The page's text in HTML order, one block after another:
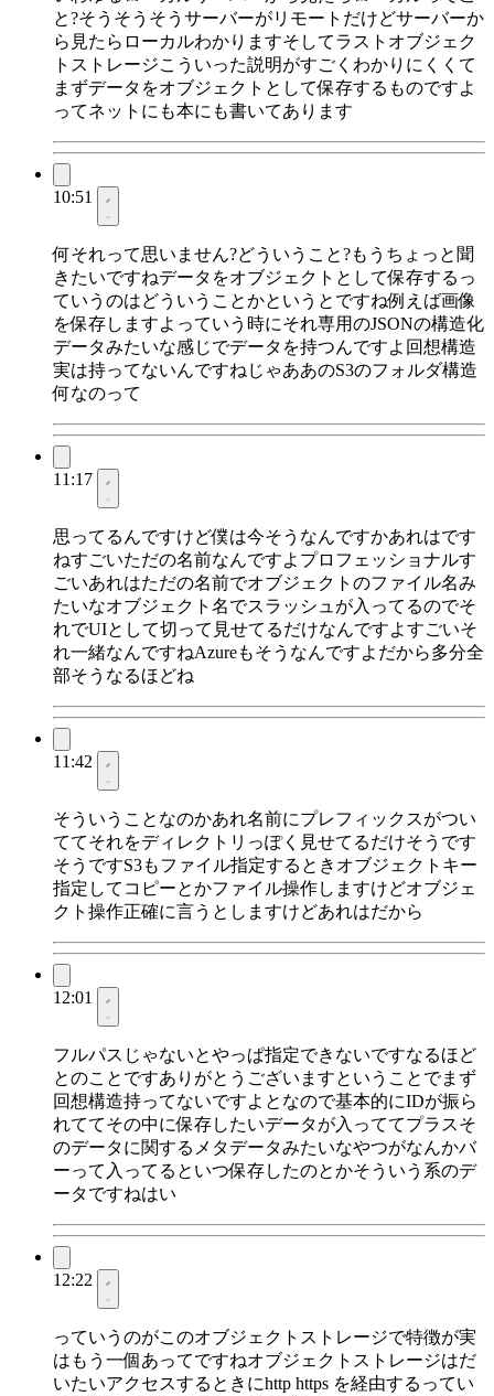
と?そうそうそうサーバーがリモートだけどサーバーか
ら見たらローカルわかりますそしてラストオブジェク
トストレージこういった説明がすごくわかりにくくて
まずデータをオブジェクトとして保存するものですよ
ってネットにも本にも書いてあります
10:51
何それって思いません?どういうこと?もうちょっと聞
きたいですねデータをオブジェクトとして保存するっ
ていうのはどういうことかというとですね例えば画像
を保存しますよっていう時にそれ専用のJSONの構造化
データみたいな感じでデータを持つんですよ回想構造
実は持ってないんですねじゃああのS3のフォルダ構造
何なのって
11:17
思ってるんですけど僕は今そうなんですかあれはです
ねすごいただの名前なんですよプロフェッショナルす
ごいあれはただの名前でオブジェクトのファイル名み
たいなオブジェクト名でスラッシュが入ってるのでそ
れでUIとして切って見せてるだけなんですよすごいそ
れ一緒なんですねAzureもそうなんですよだから多分全
部そうなるほどね
11:42
そういうことなのかあれ名前にプレフィックスがつい
ててそれをディレクトリっぽく見せてるだけそうです
そうですS3もファイル指定するときオブジェクトキー
指定してコピーとかファイル操作しますけどオブジェ
クト操作正確に言うとしますけどあれはだから
12:01
フルパスじゃないとやっぱ指定できないですなるほど
とのことですありがとうございますということでまず
回想構造持ってないですよとなので基本的にIDが振ら
れててその中に保存したいデータが入っててプラスそ
のデータに関するメタデータみたいなやつがなんかバ
ーって入ってるといつ保存したのとかそういう系のデ
ータですねはい
12:22
っていうのがこのオブジェクトストレージで特徴が実
はもう一個あってですねオブジェクトストレージはだ
いたいアクセスするときにhttp https を経由するってい